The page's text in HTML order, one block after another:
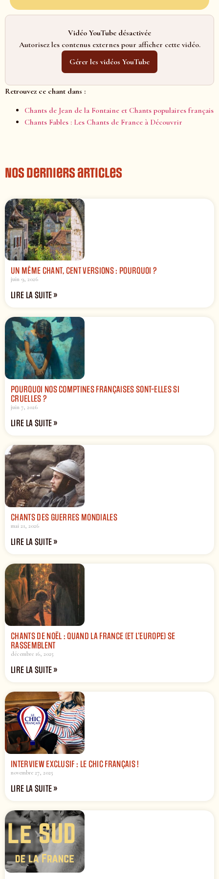
Vidéo YouTube désactivée
Autorisez les contenus externes pour afficher cette vidéo.
Gérer les vidéos YouTube
Retrouvez ce chant dans :
Chants de Jean de la Fontaine et Chants populaires français
Chants Fables : Les Chants de France à Découvrir
Nos derniers articles
UN MÊME CHANT, CENT VERSIONS : POURQUOI ?
juin 9, 2026
LIRE LA SUITE »
POURQUOI NOS COMPTINES FRANÇAISES SONT-ELLES SI
CRUELLES ?
juin 7, 2026
LIRE LA SUITE »
CHANTS DES GUERRES MONDIALES
mai 21, 2026
LIRE LA SUITE »
CHANTS DE NOËL : QUAND LA FRANCE (ET L’EUROPE) SE
RASSEMBLENT
décembre 16, 2025
LIRE LA SUITE »
INTERVIEW EXCLUSIF : LE CHIC FRANÇAIS !
novembre 27, 2025
LIRE LA SUITE »